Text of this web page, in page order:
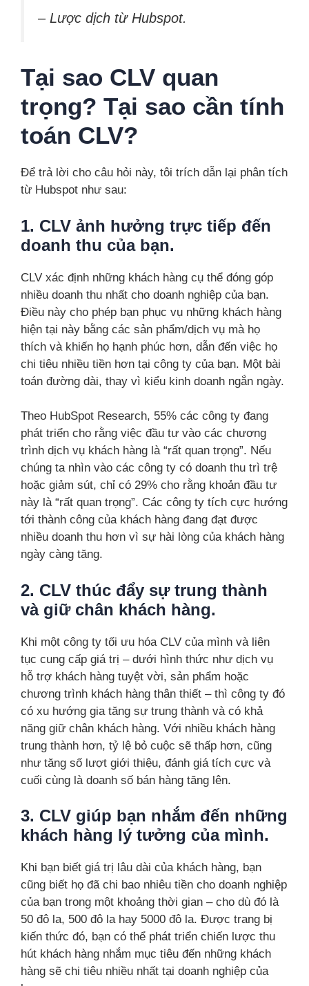
– Lược dịch từ Hubspot.
Tại sao CLV quan
trọng? Tại sao cần tính
toán CLV?
Để trả lời cho câu hỏi này, tôi trích dẫn lại phân tích
từ Hubspot như sau:
1. CLV ảnh hưởng trực tiếp đến
doanh thu của bạn.
CLV xác định những khách hàng cụ thể đóng góp
nhiều doanh thu nhất cho doanh nghiệp của bạn.
Điều này cho phép bạn phục vụ những khách hàng
hiện tại này bằng các sản phẩm/dịch vụ mà họ
thích và khiến họ hạnh phúc hơn, dẫn đến việc họ
chi tiêu nhiều tiền hơn tại công ty của bạn. Một bài
toán đường dài, thay vì kiểu kinh doanh ngắn ngày.
Theo HubSpot Research, 55% các công ty đang
phát triển cho rằng việc đầu tư vào các chương
trình dịch vụ khách hàng là “rất quan trọng”. Nếu
chúng ta nhìn vào các công ty có doanh thu trì trệ
hoặc giảm sút, chỉ có 29% cho rằng khoản đầu tư
này là “rất quan trọng”. Các công ty tích cực hướng
tới thành công của khách hàng đang đạt được
nhiều doanh thu hơn vì sự hài lòng của khách hàng
ngày càng tăng.
2. CLV thúc đẩy sự trung thành
và giữ chân khách hàng.
Khi một công ty tối ưu hóa CLV của mình và liên
tục cung cấp giá trị – dưới hình thức như dịch vụ
hỗ trợ khách hàng tuyệt vời, sản phẩm hoặc
chương trình khách hàng thân thiết – thì công ty đó
có xu hướng gia tăng sự trung thành và có khả
năng giữ chân khách hàng. Với nhiều khách hàng
trung thành hơn, tỷ lệ bỏ cuộc sẽ thấp hơn, cũng
như tăng số lượt giới thiệu, đánh giá tích cực và
cuối cùng là doanh số bán hàng tăng lên.
3. CLV giúp bạn nhắm đến những
khách hàng lý tưởng của mình.
Khi bạn biết giá trị lâu dài của khách hàng, bạn
cũng biết họ đã chi bao nhiêu tiền cho doanh nghiệp
của bạn trong một khoảng thời gian – cho dù đó là
50 đô la, 500 đô la hay 5000 đô la. Được trang bị
kiến thức đó, bạn có thể phát triển chiến lược thu
hút khách hàng nhắm mục tiêu đến những khách
hàng sẽ chi tiêu nhiều nhất tại doanh nghiệp của